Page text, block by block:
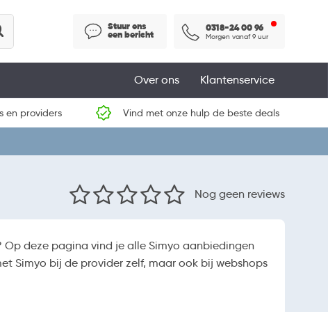
Stuur ons
een bericht
0318-24 00 96
Morgen vanaf 9 uur
Klantenservice
Over ons
en providers Vind met onze hulp de beste deals
Nog geen reviews
Op deze pagina vind je alle Simyo aanbiedingen
Simyo bij de provider zelf, maar ook bij webshops